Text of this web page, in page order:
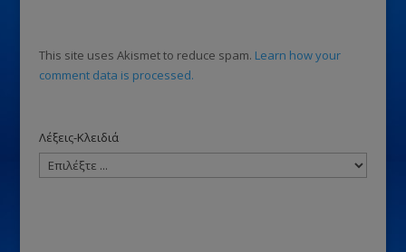
This site uses Akismet to reduce spam. Learn how your
comment data is processed.
Λέξεις-Κλειδιά